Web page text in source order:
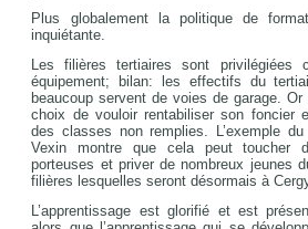
Plus globalement la politique de
inquiétante.
Les filières tertiaires sont privilégiées
équipement; bilan: les effectifs du
beaucoup servent de voies de garage.
choix de vouloir rentabiliser son foncier
des classes non remplies. L’exemple
Vexin montre que cela peut toucher
porteuses et priver de nombreux jeunes
filières lesquelles seront désormais à
L’apprentissage est glorifié et est